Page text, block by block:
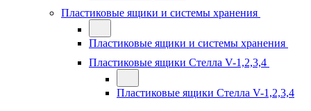
Пластиковые ящики и системы хранения
Пластиковые ящики и системы хранения
Пластиковые ящики Стелла V-1,2,3,4
Пластиковые ящики Стелла V-1,2,3,4